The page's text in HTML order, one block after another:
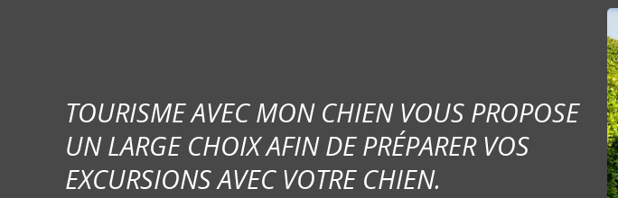
TOURISME AVEC MON CHIEN VOUS PROPOSE
UN LARGE CHOIX AFIN DE PRÉPARER VOS
EXCURSIONS AVEC VOTRE CHIEN.